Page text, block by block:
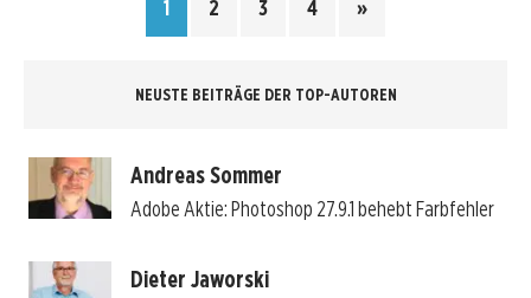
1 2 3 4 »
NEUSTE BEITRÄGE DER TOP-AUTOREN
Andreas Sommer
Adobe Aktie: Photoshop 27.9.1 behebt Farbfehler
Dieter Jaworski